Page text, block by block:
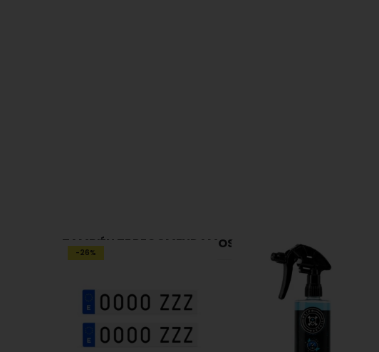
TAMBIÉN TE RECOMENDAMOS…
-26%